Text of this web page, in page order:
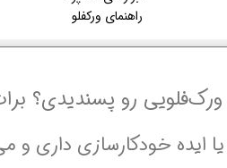
راهنمای ورکفلو
ورک‌فلویی رو پسندیدی؟
یا ایده خودکارسازی داری و